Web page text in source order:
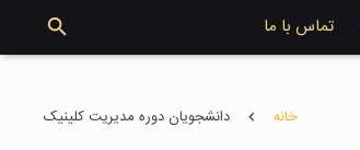
تماس با ما
خانه دانشجویان دوره مدیریت کلینیک